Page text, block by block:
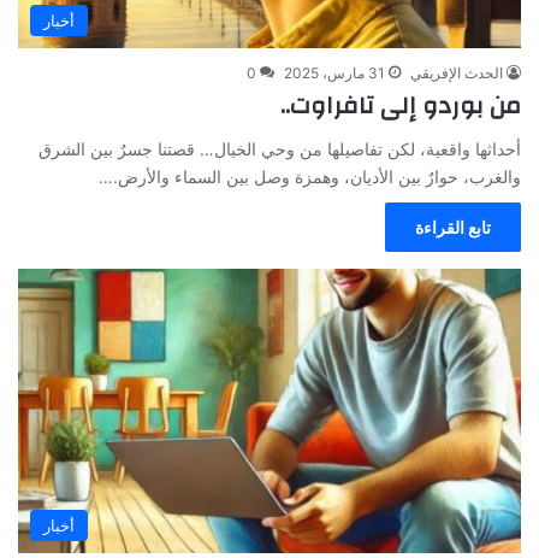
أخبار
الحدث الإفريقي 31 مارس، 2025 0
من بوردو إلى تافراوت..
أحداثها واقعية، لكن تفاصيلها من وحي الخيال… قصتنا جسرٌ بين الشرق
والغرب، حوارٌ بين الأديان، وهمزة وصل بين السماء والأرض.…
تابع القراءة
أخبار